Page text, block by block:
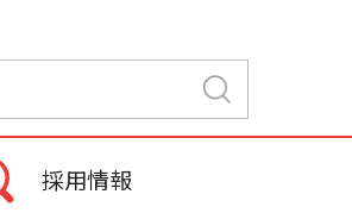
採用情報